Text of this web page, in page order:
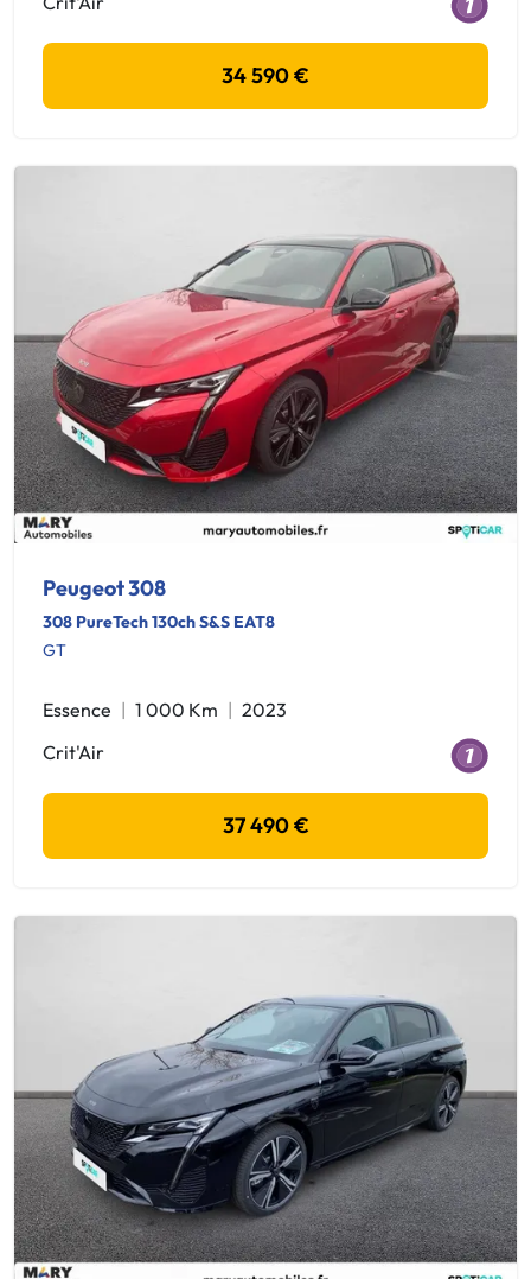
34 590 €
Peugeot 308
308 PureTech 130ch S&S EAT8
GT
Essence 1 000 Km
2023
Crit'Air
37 490 €